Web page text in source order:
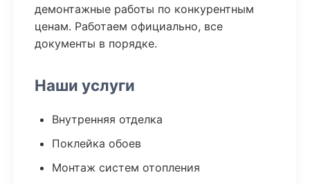
демонтажные работы по конкурентным
ценам. Работаем официально, все
документы в порядке.
Наши услуги
Внутренняя отделка
Поклейка обоев
Монтаж систем отопления